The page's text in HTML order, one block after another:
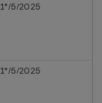
1°/5/2025
1°/5/2025